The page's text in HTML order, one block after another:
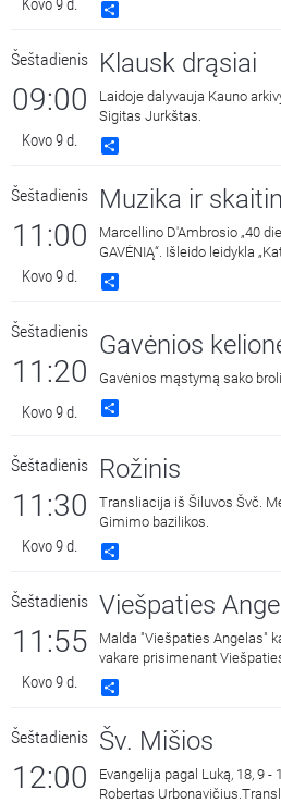
Kovo 9 d.
Šeštadienis
09:00
Kovo 9 d.
Klausk drąsiai
Laidoje dalyvauja Kauno
Sigitas Jurkštas.
Šeštadienis
11:00
Kovo 9 d.
Muzika ir
Marcellino D'Ambrosio „40
GAVĖNIĄ“. Išleido leidykla
Skaito Jonas Lamauskas.
Šeštadienis
11:20
Kovo 9 d.
Gavėnios
Gavėnios mąstymą sako
Šeštadienis
11:30
Kovo 9 d.
Rožinis
Transliacija iš Šiluvos Švč.
Gimimo bazilikos.
Šeštadienis
11:55
Kovo 9 d.
Viešpaties
Malda "Viešpaties Angelas"
vakare prisimenant
triskart per dieną vietoj šios
malda "Dangaus Karaliene",
numirusių.
Šeštadienis
12:00
Šv. Mišios
Evangelija pagal Luką, 18, 9
Robertas